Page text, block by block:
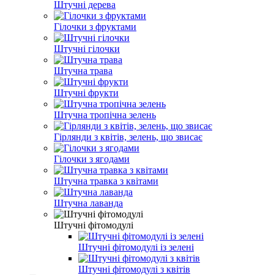
Штучні дерева
Гілочки з фруктами
Штучні гілочки
Штучна трава
Штучні фрукти
Штучна тропічна зелень
Гірлянди з квітів, зелень, що звисає
Гілочки з ягодами
Штучна травка з квітами
Штучна лаванда
Штучні фітомодулі
Штучні фітомодулі із зелені
Штучні фітомодулі з квітів